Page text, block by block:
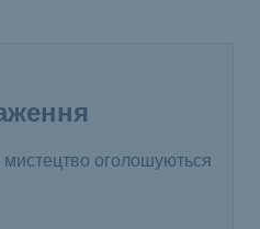
мистецтво оголошуються